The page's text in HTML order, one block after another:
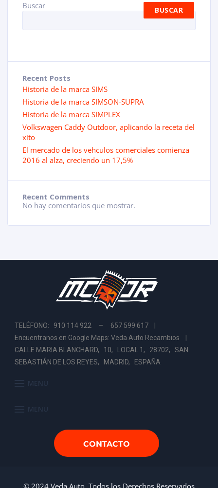
Buscar BUSCAR
Recent Posts
Historia de la marca SIMS
Historia de la marca SIMSON-SUPRA
Historia de la marca SIMPLEX
Volkswagen Caddy Outdoor, aplicando la receta del
xito
El mercado de los vehculos comerciales comienza
2016 al alza, creciendo un 17,5%
Recent Comments
No hay comentarios que mostrar.
TELÉFONO: 910 114 922 – 657 599 617 |
Encuentranos en Google Maps: Veda Auto Recambios
CALLE MARIA BLANCHARD, 10, LOCAL 1, 28702, SAN
SEBASTIÁN DE LOS REYES, MADRID, ESPAÑA
MENU
MENU
CONTACTO